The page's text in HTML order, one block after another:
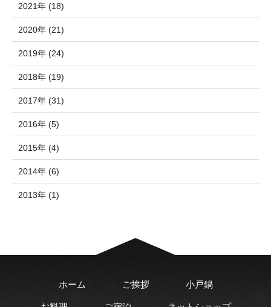
2021年 (18)
2020年 (21)
2019年 (24)
2018年 (19)
2017年 (31)
2016年 (5)
2015年 (4)
2014年 (6)
2013年 (1)
ホーム ご挨拶 小戸鍋